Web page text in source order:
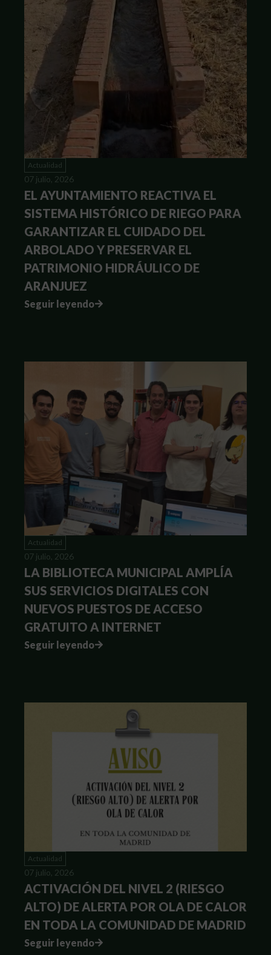
Actualidad
07 julio, 2026
EL AYUNTAMIENTO REACTIVA EL
SISTEMA HISTÓRICO DE RIEGO PARA
GARANTIZAR EL CUIDADO DEL
ARBOLADO Y PRESERVAR EL
PATRIMONIO HIDRÁULICO DE
ARANJUEZ
Seguir leyendo
Actualidad
07 julio, 2026
LA BIBLIOTECA MUNICIPAL AMPLÍA
SUS SERVICIOS DIGITALES CON
NUEVOS PUESTOS DE ACCESO
GRATUITO A INTERNET
Seguir leyendo
Actualidad
07 julio, 2026
ACTIVACIÓN DEL NIVEL 2 (RIESGO
ALTO) DE ALERTA POR OLA DE CALOR
EN TODA LA COMUNIDAD DE MADRID
Seguir leyendo